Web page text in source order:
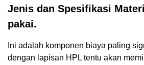
Jenis dan Spesifikasi
pakai.
Ini adalah komponen biaya paling
dengan lapisan HPL tentu akan